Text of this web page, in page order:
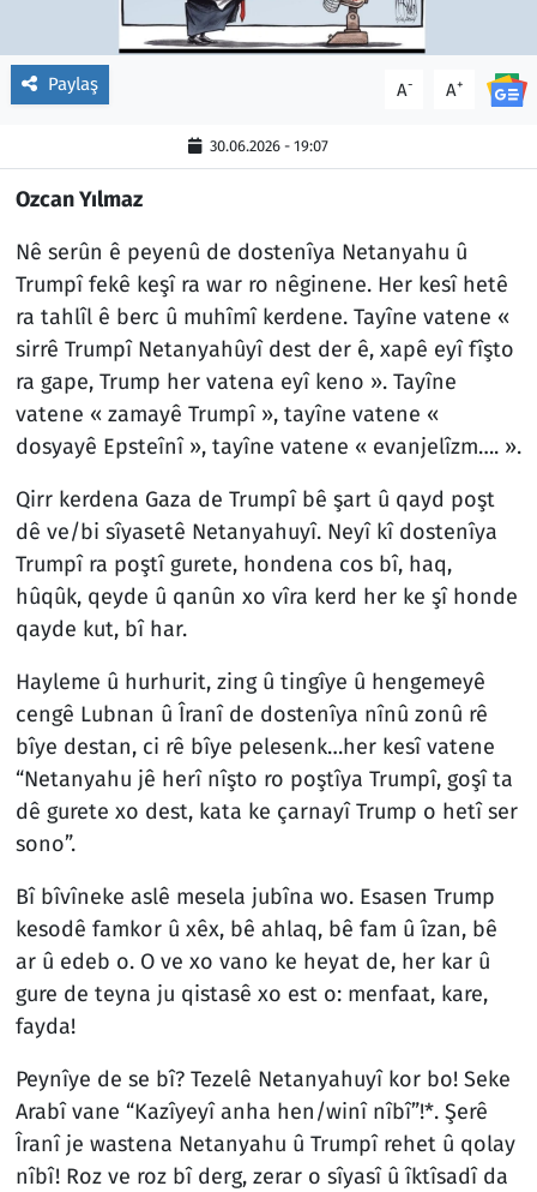
Paylaş A- A+
30.06.2026 - 19:07
Ozcan Yılmaz
Nê serûn ê peyenû de dostenîya Netanyahu û
Trumpî fekê keşî ra war ro nêginene. Her kesî hetê
ra tahlîl ê berc û muhîmî kerdene. Tayîne vatene «
sirrê Trumpî Netanyahûyî dest der ê, xapê eyî fîşto
ra gape, Trump her vatena eyî keno ». Tayîne
vatene « zamayê Trumpî », tayîne vatene «
dosyayê Epsteînî », tayîne vatene « evanjelîzm…. ».
Qirr kerdena Gaza de Trumpî bê şart û qayd poşt
dê ve/bi sîyasetê Netanyahuyî. Neyî kî dostenîya
Trumpî ra poştî gurete, hondena cos bî, haq,
hûqûk, qeyde û qanûn xo vîra kerd her ke şî honde
qayde kut, bî har.
Hayleme û hurhurit, zing û tingîye û hengemeyê
cengê Lubnan û Îranî de dostenîya nînû zonû rê
bîye destan, ci rê bîye pelesenk…her kesî vatene
“Netanyahu jê herî nîşto ro poştîya Trumpî, goşî ta
dê gurete xo dest, kata ke çarnayî Trump o hetî ser
sono”.
Bî bîvîneke aslê mesela jubîna wo. Esasen Trump
kesodê famkor û xêx, bê ahlaq, bê fam û îzan, bê
ar û edeb o. O ve xo vano ke heyat de, her kar û
gure de teyna ju qistasê xo est o: menfaat, kare,
fayda!
Peynîye de se bî? Tezelê Netanyahuyî kor bo! Seke
Arabî vane “Kazîyeyî anha hen/winî nîbî”!*. Şerê
Îranî je wastena Netanyahu û Trumpî rehet û qolay
nîbî! Roz ve roz bî derg, zerar o sîyasî û îktîsadî da